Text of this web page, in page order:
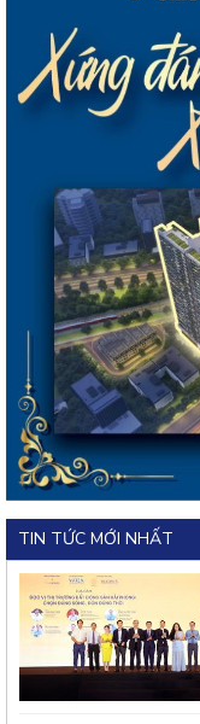
TIN TỨC MỚI NHẤT